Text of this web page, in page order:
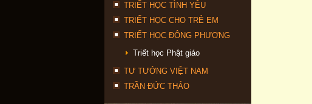
TRIẾT HỌC TÌNH YÊU
TRIẾT HỌC CHO TRẺ EM
TRIẾT HỌC ĐÔNG PHƯƠNG
Triết học Phật giáo
TƯ TƯỞNG VIỆT NAM
TRẦN ĐỨC THẢO